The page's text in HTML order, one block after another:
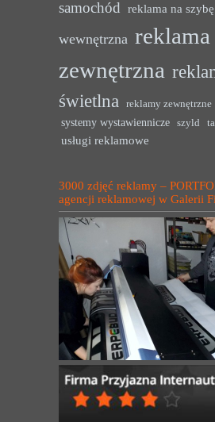
samochód reklama na szybę
wewnętrzna reklama
zewnętrzna
świetlna
reklamy zewnętrzne
systemy wystawiennicze szyld
usługi reklamowe
3000 zdjęć reklamy –
agencji reklamowej w Galerii